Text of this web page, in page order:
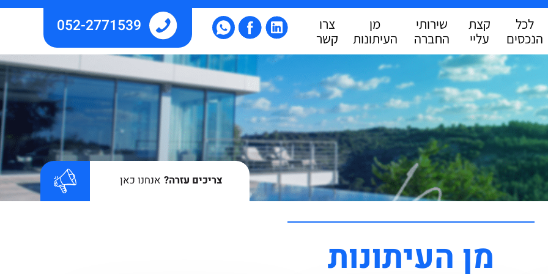
לכל
הנכסים
קצת
עליי
שירותי
החברה
מן
העיתונות
צרו
קשר
052-2771539
צריכים עזרה? אנחנו כאן
מן העיתונות